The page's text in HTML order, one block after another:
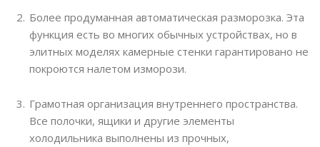
Более продуманная автоматическая разморозка. Эта
функция есть во многих обычных устройствах, но в
элитных моделях камерные стенки гарантировано не
покроются налетом изморози.
Грамотная организация внутреннего пространства.
Все полочки, ящики и другие элементы
холодильника выполнены из прочных,